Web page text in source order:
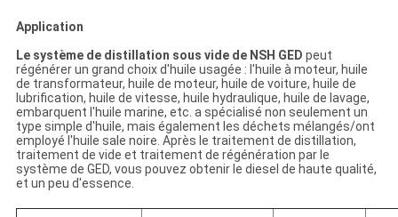
Application
Le système de distillation sous vide de NSH GED peut
régénérer un grand choix d'huile usagée : l'huile à moteur, huile
de transformateur, huile de moteur, huile de voiture, huile de
lubrification, huile de vitesse, huile hydraulique, huile de lavage,
embarquent l'huile marine, etc. a spécialisé non seulement un
type simple d'huile, mais également les déchets mélangés/ont
employé l'huile sale noire. Après le traitement de distillation,
traitement de vide et traitement de régénération par le
système de GED, vous pouvez obtenir le diesel de haute qualité,
et un peu d'essence.